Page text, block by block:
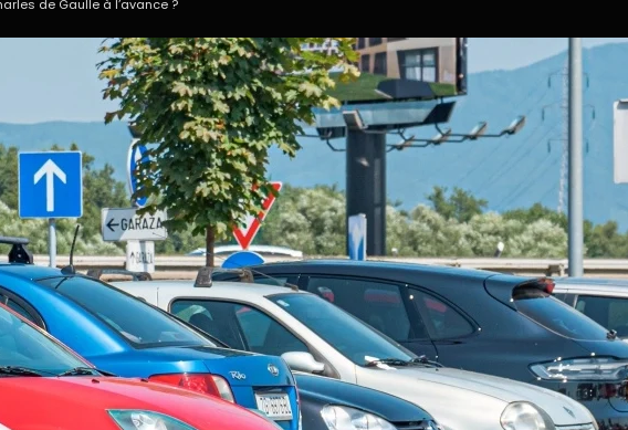
de Gaulle à l’avance ?